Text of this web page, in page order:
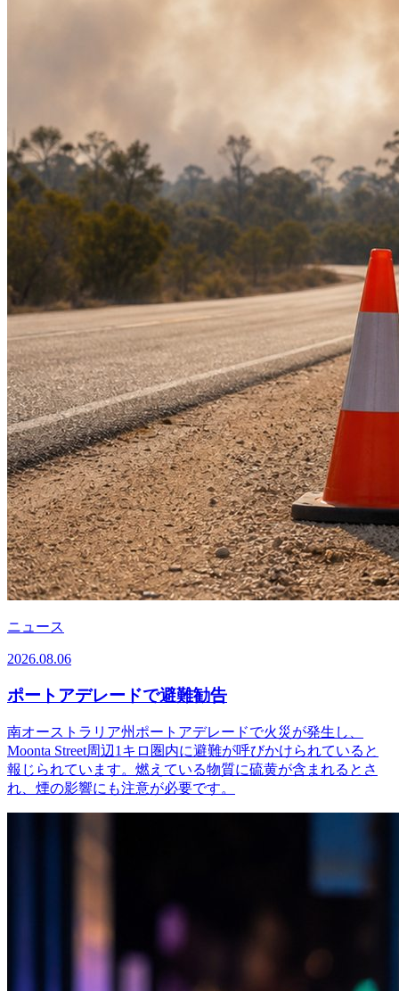
ニュース
2026.08.06
ポートアデレードで避難勧告
南オーストラリア州ポートアデレードで火災が発生し、
Moonta Street周辺1キロ圏内に避難が呼びかけられていると
報じられています。燃えている物質に硫黄が含まれるとさ
れ、煙の影響にも注意が必要です。